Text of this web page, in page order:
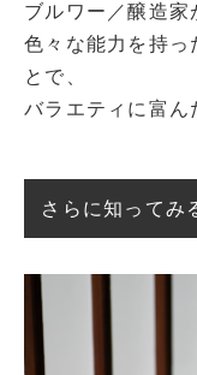
ブルワー／醸造家
色々な能力を持っ
とで、
バラエティに富ん
さらに知ってみ